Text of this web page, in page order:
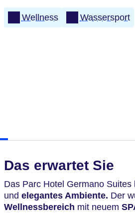
Wellness Wassersport
Das erwartet Sie
Das Parc Hotel Germano Suites
und elegantes Ambiente. Der
Wellnessbereich mit neuem